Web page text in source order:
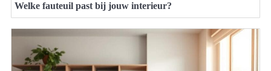
Welke fauteuil past bij jouw interieur?